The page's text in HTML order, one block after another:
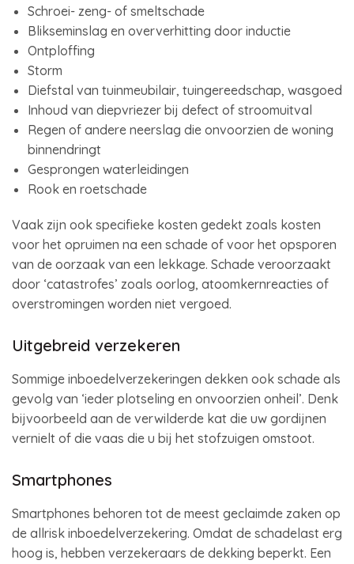
Schroei- zeng- of smeltschade
Blikseminslag en oververhitting door inductie
Ontploffing
Storm
Diefstal van tuinmeubilair, tuingereedschap, wasgoed
Inhoud van diepvriezer bij defect of stroomuitval
Regen of andere neerslag die onvoorzien de woning
binnendringt
Gesprongen waterleidingen
Rook en roetschade
Vaak zijn ook specifieke kosten gedekt zoals kosten
voor het opruimen na een schade of voor het opsporen
van de oorzaak van een lekkage. Schade veroorzaakt
door ‘catastrofes’ zoals oorlog, atoomkernreacties of
overstromingen worden niet vergoed.
Uitgebreid verzekeren
Sommige inboedelverzekeringen dekken ook schade als
gevolg van ‘ieder plotseling en onvoorzien onheil’. Denk
bijvoorbeeld aan de verwilderde kat die uw gordijnen
vernielt of die vaas die u bij het stofzuigen omstoot.
Smartphones
Smartphones behoren tot de meest geclaimde zaken op
de allrisk inboedelverzekering. Omdat de schadelast erg
hoog is, hebben verzekeraars de dekking beperkt. Een